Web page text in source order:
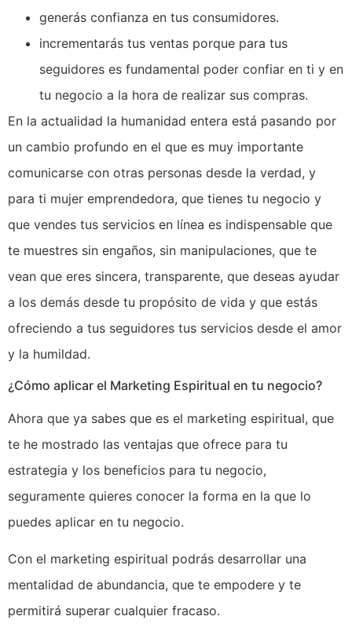
generás confianza en tus consumidores.
incrementarás tus ventas porque para tus
seguidores es fundamental poder confiar en ti y en
tu negocio a la hora de realizar sus compras.
En la actualidad la humanidad entera está pasando por
un cambio profundo en el que es muy importante
comunicarse con otras personas desde la verdad, y
para ti mujer emprendedora, que tienes tu negocio y
que vendes tus servicios en línea es indispensable que
te muestres sin engaños, sin manipulaciones, que te
vean que eres sincera, transparente, que deseas ayudar
a los demás desde tu propósito de vida y que estás
ofreciendo a tus seguidores tus servicios desde el amor
y la humildad.
¿Cómo aplicar el Marketing Espiritual en tu negocio?
Ahora que ya sabes que es el marketing espiritual, que
te he mostrado las ventajas que ofrece para tu
estrategia y los beneficios para tu negocio,
seguramente quieres conocer la forma en la que lo
puedes aplicar en tu negocio.
Con el marketing espiritual podrás desarrollar una
mentalidad de abundancia, que te empodere y te
permitirá superar cualquier fracaso.